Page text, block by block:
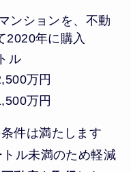
ンションを、不動
2020年に購入
ル
万円
万円
件は満たします
ル未満のため軽減